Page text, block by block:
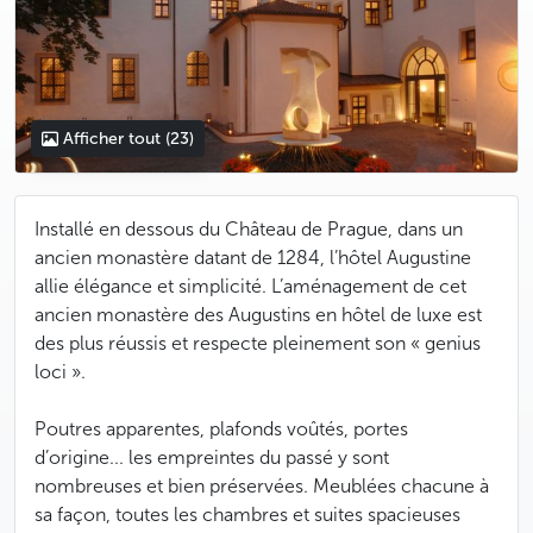
Afficher tout (23)
Installé en dessous du Château de Prague, dans un
ancien monastère datant de 1284, l’hôtel Augustine
allie élégance et simplicité. L’aménagement de cet
ancien monastère des Augustins en hôtel de luxe est
des plus réussis et respecte pleinement son « genius
loci ».
Poutres apparentes, plafonds voûtés, portes
d’origine... les empreintes du passé y sont
nombreuses et bien préservées. Meublées chacune à
sa façon, toutes les chambres et suites spacieuses